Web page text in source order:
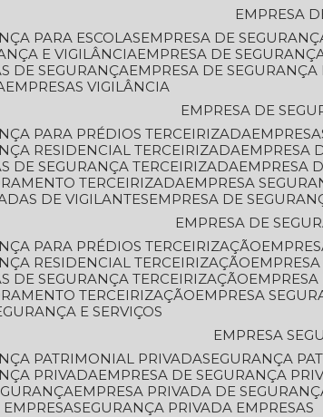
EMPRESA
PARA ESCOLAS
EMPRESA DE
E VIGILÂNCIA
EMPRESA DE
DE SEGURANÇA
EMPRESA DE
EMPRESAS VIGILÂNCIA
EMPRESA DE
PARA PRÉDIOS TERCEIRIZADA
RESIDENCIAL TERCEIRIZADA
DE SEGURANÇA TERCEIRIZADA
EMPRESA
TERCEIRIZADA
EMPRESA
DE VIGILANTES
EMPRESA DE
EMPRESA DE
PARA PRÉDIOS TERCEIRIZAÇÃO
RESIDENCIAL TERCEIRIZAÇÃO
DE SEGURANÇA TERCEIRIZAÇÃO
TERCEIRIZAÇÃO
EMPRESA
E SERVIÇOS
EMPRESA
PATRIMONIAL PRIVADA SEGURANÇA
PRIVADA
EMPRESA DE SEGURANÇA
EMPRESA PRIVADA DE
EMPRESA SEGURANÇA PRIVADA EMPRESAS